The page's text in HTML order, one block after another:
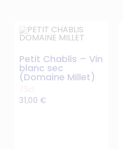
Petit Chablis – Vin
blanc sec
(Domaine Millet)
75cl
31,00 €